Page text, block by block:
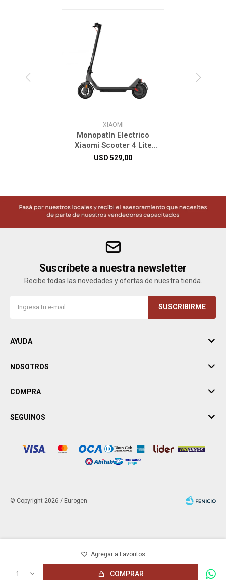
1 COMPRAR
XIAOMI
Monopatín Electrico
Xiaomi Scooter 4 Lite
2ND Gen
USD 529,00
Suscríbete a nuestra newsletter
Recibe todas las novedades y ofertas de nuestra tienda.
SUSCRIBIRME
AYUDA
NOSOTROS
COMPRA
SEGUINOS
© Copyright 2026 / Eurogen